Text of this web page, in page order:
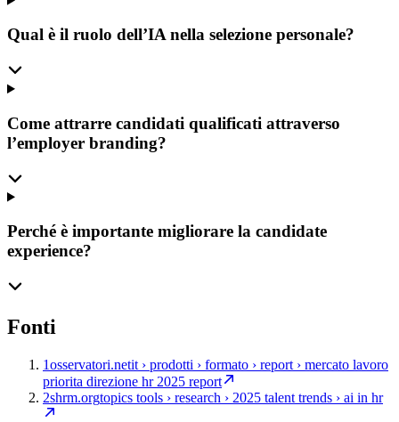
Qual è il ruolo dell’IA nella selezione personale?
Come attrarre candidati qualificati attraverso
l’employer branding?
Perché è importante migliorare la candidate
experience?
Fonti
1osservatori.netit › prodotti › formato › report › mercato lavoro
priorita direzione hr 2025 report
2shrm.orgtopics tools › research › 2025 talent trends › ai in hr